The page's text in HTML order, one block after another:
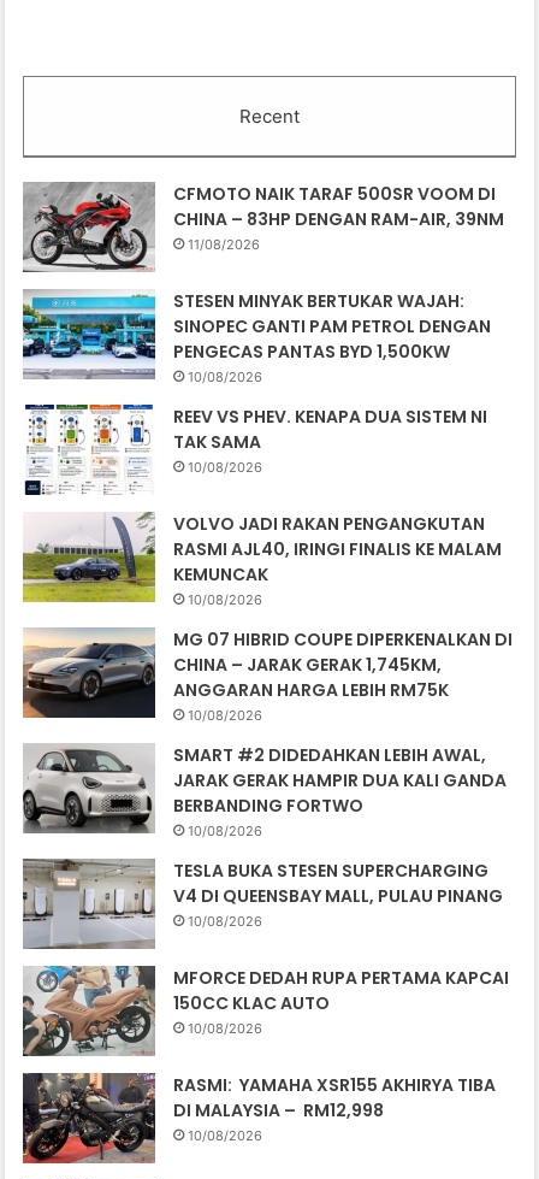
Recent
CFMOTO NAIK TARAF 500SR VOOM DI
CHINA – 83HP DENGAN RAM-AIR, 39NM
11/08/2026
STESEN MINYAK BERTUKAR WAJAH:
SINOPEC GANTI PAM PETROL DENGAN
PENGECAS PANTAS BYD 1,500KW
10/08/2026
REEV VS PHEV. KENAPA DUA SISTEM NI
TAK SAMA
10/08/2026
VOLVO JADI RAKAN PENGANGKUTAN
RASMI AJL40, IRINGI FINALIS KE MALAM
KEMUNCAK
10/08/2026
MG 07 HIBRID COUPE DIPERKENALKAN DI
CHINA – JARAK GERAK 1,745KM,
ANGGARAN HARGA LEBIH RM75K
10/08/2026
SMART #2 DIDEDAHKAN LEBIH AWAL,
JARAK GERAK HAMPIR DUA KALI GANDA
BERBANDING FORTWO
10/08/2026
TESLA BUKA STESEN SUPERCHARGING
V4 DI QUEENSBAY MALL, PULAU PINANG
10/08/2026
MFORCE DEDAH RUPA PERTAMA KAPCAI
150CC KLAC AUTO
10/08/2026
RASMI: YAMAHA XSR155 AKHIRYA TIBA
DI MALAYSIA – RM12,998
10/08/2026